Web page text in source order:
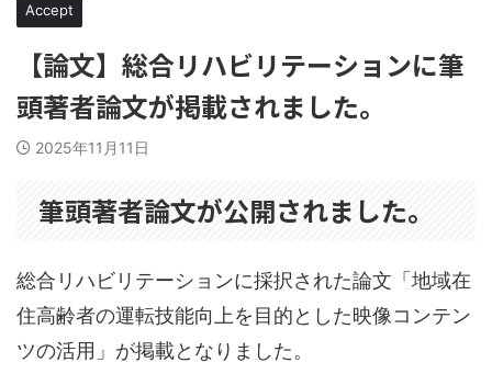
Accept
【論文】総合リハビリテーションに筆
頭著者論文が掲載されました。
2025年11月11日
筆頭著者論文が公開されました。
総合リハビリテーションに採択された論文「地域在
住高齢者の運転技能向上を目的とした映像コンテン
ツの活用」が掲載となりました。